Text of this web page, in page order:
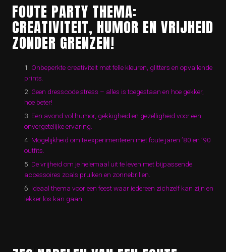
FOUTE PARTY THEMA:
CREATIVITEIT, HUMOR EN VRIJHEID
ZONDER GRENZEN!
Onbeperkte creativiteit met felle kleuren, glitters en opvallende
prints.
Geen dresscode stress – alles is toegestaan en hoe gekker,
hoe beter!
Een avond vol humor, gekkigheid en gezelligheid voor een
onvergetelijke ervaring.
Mogelijkheid om te experimenteren met foute jaren ’80 en ’90
outfits.
De vrijheid om je helemaal uit te leven met bijpassende
accessoires zoals pruiken en zonnebrillen.
Ideaal thema voor een feest waar iedereen zichzelf kan zijn en
lekker los kan gaan.